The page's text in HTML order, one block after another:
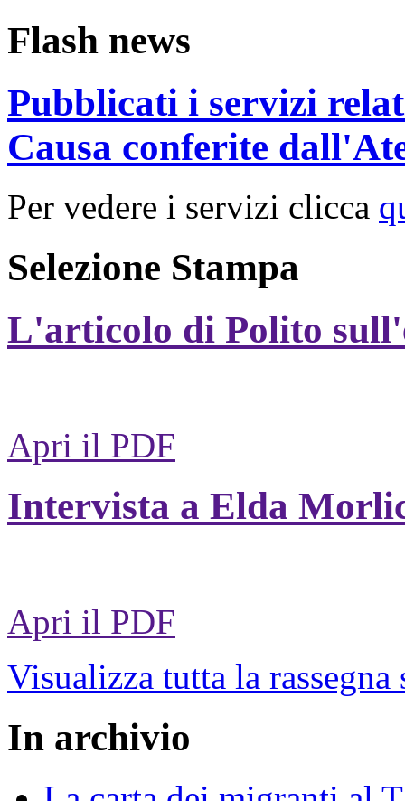
Flash news
Pubblicati i servizi
Causa conferite
Per vedere i servizi clicca
Selezione Stampa
L'articolo di Polito
Apri il PDF
Intervista a Elda
Apri il PDF
Visualizza tutta la rassegna
In archivio